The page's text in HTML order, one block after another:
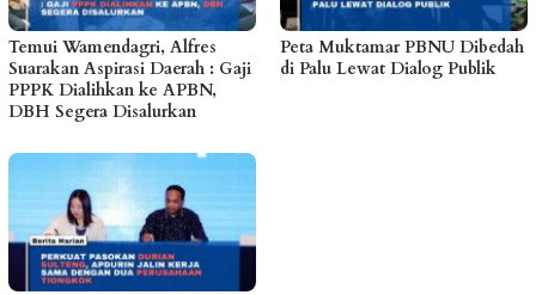
Temui Wamendagri, Alfres
Suarakan Aspirasi Daerah : Gaji
PPPK Dialihkan ke APBN,
DBH Segera Disalurkan
Peta Muktamar PBNU Dibedah
di Palu Lewat Dialog Publik